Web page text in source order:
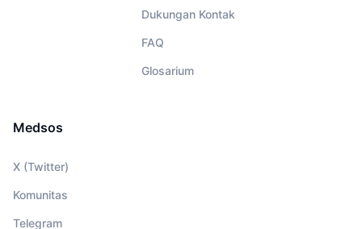
Dukungan Kontak
FAQ
Glosarium
Medsos
X (Twitter)
Komunitas
Telegram